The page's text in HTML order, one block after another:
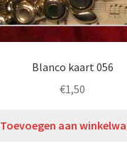
Blanco kaart 056
€1,50
Toevoegen aan